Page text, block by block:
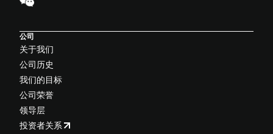
公司
关于我们
公司历史
我们的目标
公司荣誉
领导层
投资者关系